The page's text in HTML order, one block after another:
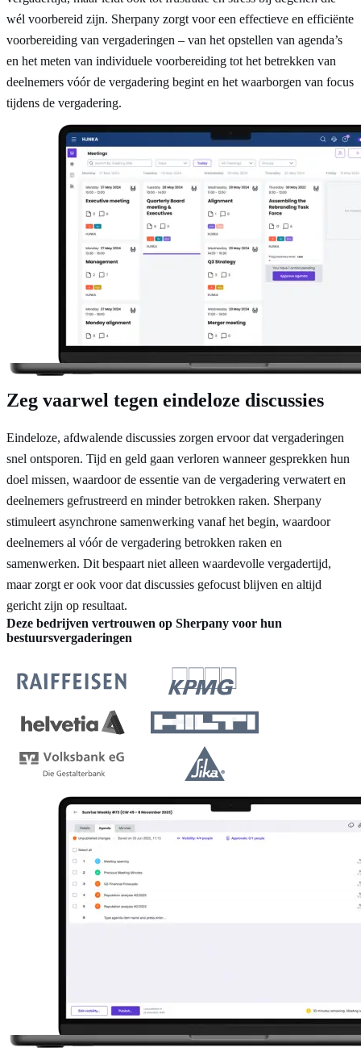
wél voorbereid zijn. Sherpany zorgt voor een effectieve en efficiënte
voorbereiding van vergaderingen – van het opstellen van agenda’s
en het meten van individuele voorbereiding tot het betrekken van
deelnemers vóór de vergadering begint en het waarborgen van focus
tijdens de vergadering.
Zeg vaarwel tegen eindeloze discussies
Eindeloze, afdwalende discussies zorgen ervoor dat vergaderingen
snel ontsporen. Tijd en geld gaan verloren wanneer gesprekken hun
doel missen, waardoor de essentie van de vergadering verwatert en
deelnemers gefrustreerd en minder betrokken raken. Sherpany
stimuleert asynchrone samenwerking vanaf het begin, waardoor
deelnemers al vóór de vergadering betrokken raken en
samenwerken. Dit bespaart niet alleen waardevolle vergadertijd,
maar zorgt er ook voor dat discussies gefocust blijven en altijd
gericht zijn op resultaat.
Deze bedrijven vertrouwen op Sherpany voor hun
bestuursvergaderingen